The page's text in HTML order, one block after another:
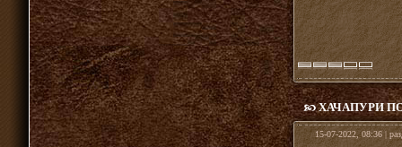
ХАЧАПУРИ
15-07-2022, 08:36 |